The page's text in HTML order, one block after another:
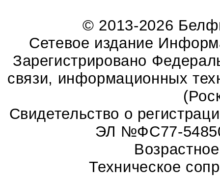
© 2013-2026
Сетевое издание
Зарегистрировано
связи, информационных
Свидетельство о
ЭЛ №ФС77-
Техническое